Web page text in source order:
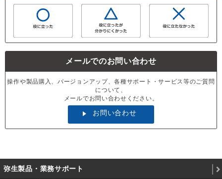
メールでのお問い合わせ
操作や製品購入、バージョンアップ、各種サポート・サービス等のご質問
について、
メールでお問い合わせください。
お問い合わせ
弥生製品・業務サポート